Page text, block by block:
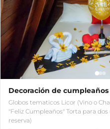
Decoración de cumpleaños
Globos tematicos Licor (Vino o
"Feliz Cumpleaños" Torta para
reserva)